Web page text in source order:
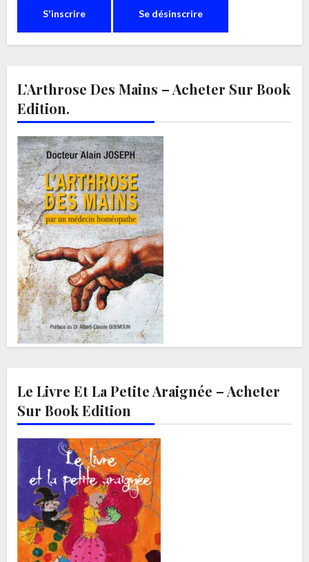
L’Arthrose Des Mains – Acheter Sur Book
Edition.
Le Livre Et La Petite Araignée – Acheter
Sur Book Edition